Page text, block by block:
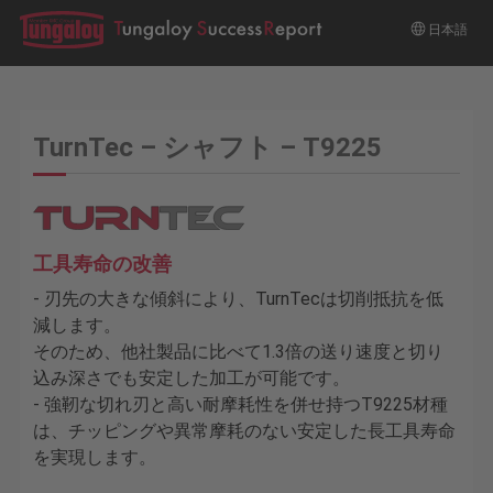
日本語
TurnTec – シャフト – T9225
工具寿命の改善
- 刃先の大きな傾斜により、TurnTecは切削抵抗を低
減します。
そのため、他社製品に比べて1.3倍の送り速度と切り
込み深さでも安定した加工が可能です。
- 強靭な切れ刃と高い耐摩耗性を併せ持つT9225材種
は、チッピングや異常摩耗のない安定した長工具寿命
を実現します。